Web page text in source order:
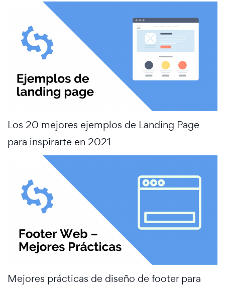
Los 20 mejores ejemplos de Landing Page
para inspirarte en 2021
Mejores prácticas de diseño de footer para